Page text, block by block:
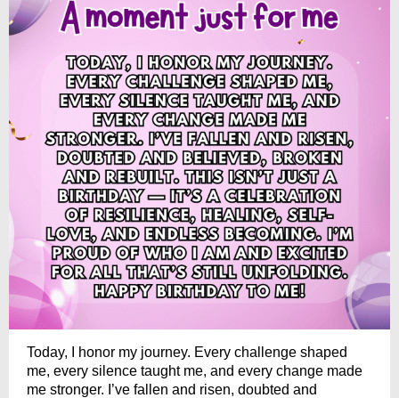
Today, I honor my journey. Every challenge shaped
me, every silence taught me, and every change made
me stronger. I’ve fallen and risen, doubted and